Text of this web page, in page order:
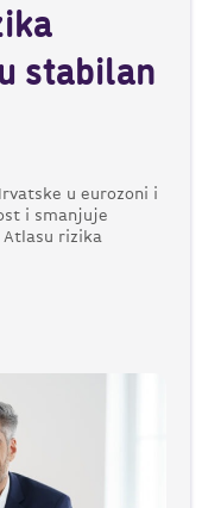
stabilan
u eurozoni i
i smanjuje
rizika